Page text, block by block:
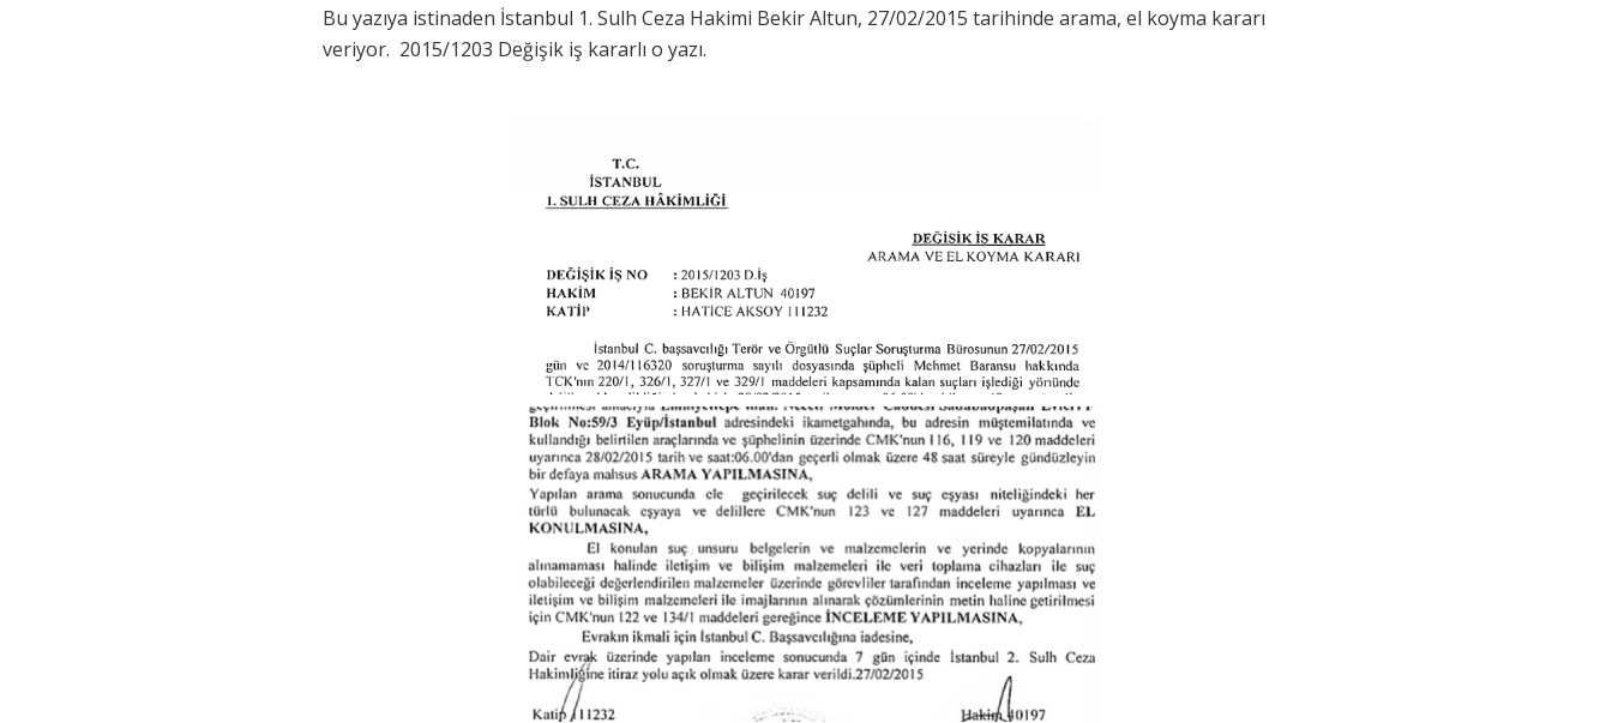
Bu yazıya istinaden İstanbul 1. Sulh Ceza Hakimi Bekir Altun, 27/02/2015 tarihinde arama, el koyma kararı
veriyor. 2015/1203 Değişik iş kararlı o yazı.